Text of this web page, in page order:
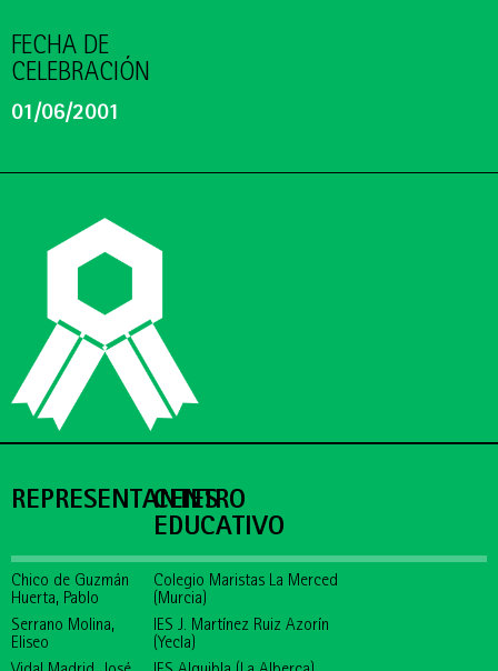
FECHA DE
CELEBRACIÓN
01/06/2001
REPRESENTANTES
CENTRO
EDUCATIVO
Chico de Guzmán
Huerta, Pablo
Colegio Maristas La Merced
(Murcia)
Serrano Molina,
Eliseo
IES J. Martínez Ruiz Azorín
(Yecla)